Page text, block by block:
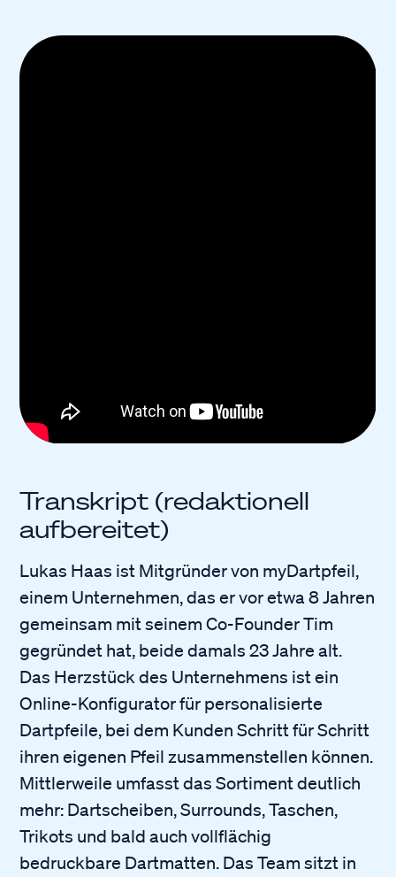
Transkript (redaktionell
aufbereitet)
Lukas Haas ist Mitgründer von myDartpfeil,
einem Unternehmen, das er vor etwa 8 Jahren
gemeinsam mit seinem Co-Founder Tim
gegründet hat, beide damals 23 Jahre alt.
Das Herzstück des Unternehmens ist ein
Online-Konfigurator für personalisierte
Dartpfeile, bei dem Kunden Schritt für Schritt
ihren eigenen Pfeil zusammenstellen können.
Mittlerweile umfasst das Sortiment deutlich
mehr: Dartscheiben, Surrounds, Taschen,
Trikots und bald auch vollflächig
bedruckbare Dartmatten. Das Team sitzt in